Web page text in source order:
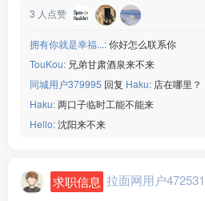
3 人点赞
拥有你就是幸福...:你好怎么联系你
TouKou: 兄弟甘肃酒泉来不来
同城用户379995 回复 Haku: 店在哪里？
Haku:两口子临时工能不能来
Hello:沈阳来不来
求职信息 拉面网用户